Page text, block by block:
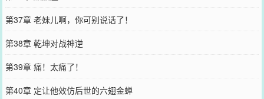
第37章 老妹儿啊，你可别说话了！
第38章 乾坤对战神逆
第39章 痛！太痛了！
第40章 定让他效仿后世的六翅金蝉